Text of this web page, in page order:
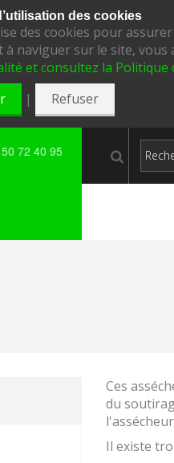
des cookies
des cookies pour
à naviguer sur le site, vous
et consultez la Politique
| Refuser
72 40 95
Ces
du
Il existe